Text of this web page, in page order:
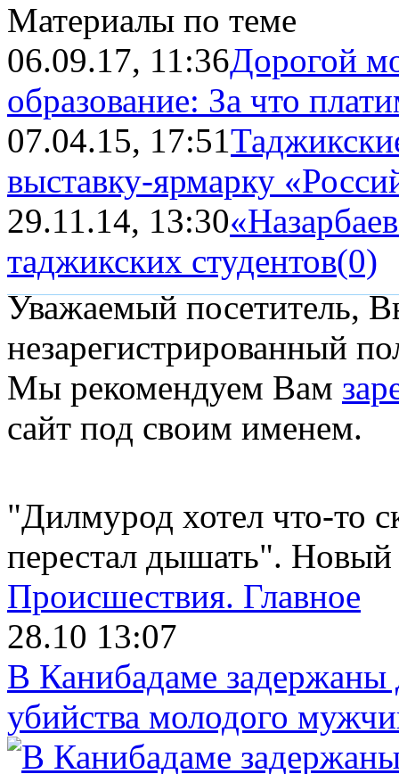
Материалы по теме
06.09.17, 11:36Дорогой
образование: За что
07.04.15, 17:51
выставку-ярмарку
29.11.14, 13:30
таджикских студентов(0)
Уважаемый посетитель,
незарегистрированный
Мы рекомендуем Вам
сайт под своим именем.
"Дилмурод хотел что-то
перестал дышать".
Происшествия. Главное
28.10 13:07
В Канибадаме задержаны
убийства молодого